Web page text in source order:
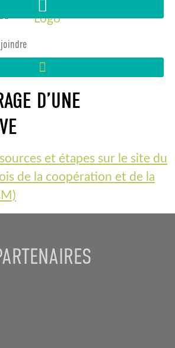
D’UNE
et étapes sur le site du
de la coopération et de la